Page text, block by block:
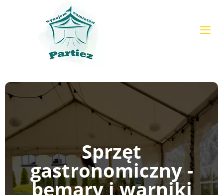
Sprzęt
gastronomiczny -
bemary i warniki